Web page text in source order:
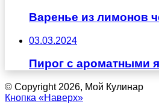
Варенье из лимонов
03.03.2024
Пирог с ароматными
© Copyright 2026, Мой Кулинар
Кнопка «Наверх»